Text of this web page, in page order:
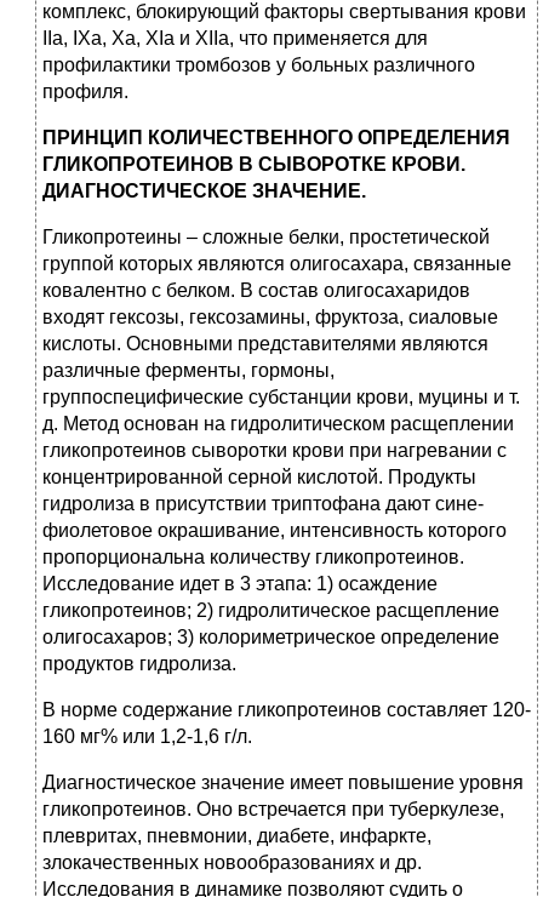
комплекс, блокирующий факторы свертывания крови
IIа, IХа, Ха, XIa и ХIIа, что применяется для
профилактики тромбозов у больных различного
профиля.
ПРИНЦИП КОЛИЧЕСТВЕННОГО ОПРЕДЕЛЕНИЯ
ГЛИКОПРОТЕИНОВ В СЫВОРОТКЕ КРОВИ.
ДИАГНОСТИЧЕСКОЕ ЗНАЧЕНИЕ.
Гликопротеины – сложные белки, простетической
группой которых являются олигосахара, связанные
ковалентно с белком. В состав олигосахаридов
входят гексозы, гексозамины, фруктоза, сиаловые
кислоты. Основными представителями являются
различные ферменты, гормоны,
группоспецифические субстанции крови, муцины и т.
д. Метод основан на гидролитическом расщеплении
гликопротеинов сыворотки крови при нагревании с
концентрированной серной кислотой. Продукты
гидролиза в присутствии триптофана дают сине-
фиолетовое окрашивание, интенсивность которого
пропорциональна количеству гликопротеинов.
Исследование идет в 3 этапа: 1) осаждение
гликопротеинов; 2) гидролитическое расщепление
олигосахаров; 3) колориметрическое определение
продуктов гидролиза.
В норме содержание гликопротеинов составляет 120-
160 мг% или 1,2-1,6 г/л.
Диагностическое значение имеет повышение уровня
гликопротеинов. Оно встречается при туберкулезе,
плевритах, пневмонии, диабете, инфаркте,
злокачественных новообразованиях и др.
Исследования в динамике позволяют судить о